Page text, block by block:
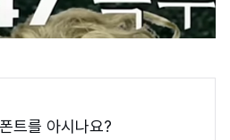
트를 아시나요?